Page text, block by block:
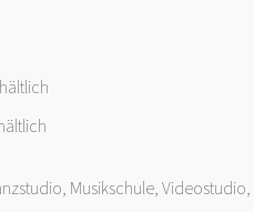
Musikschule,